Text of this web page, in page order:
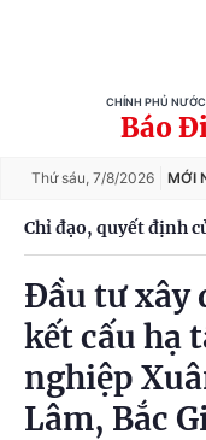
CHÍNH PHỦ
Báo
Thứ sáu, 7/8/2026 MỚI
Chỉ đạo, quyết định
Đầu tư xây
kết cấu hạ
nghiệp
Lâm, Bắc